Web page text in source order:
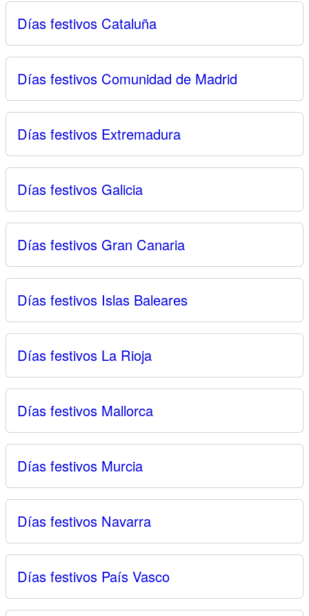
Días festivos Cataluña
Días festivos Comunidad de Madrid
Días festivos Extremadura
Días festivos Galicia
Días festivos Gran Canaria
Días festivos Islas Baleares
Días festivos La Rioja
Días festivos Mallorca
Días festivos Murcia
Días festivos Navarra
Días festivos País Vasco